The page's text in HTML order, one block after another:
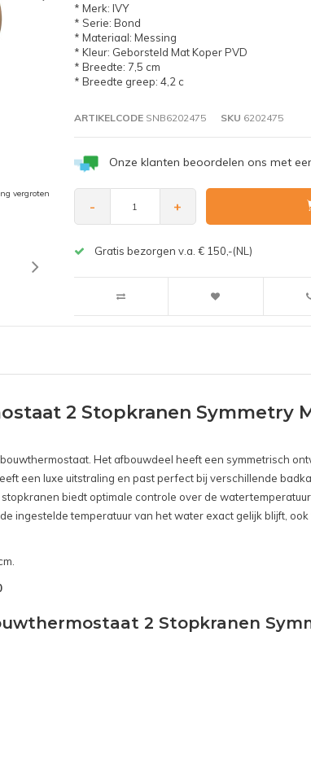
vergroten
* Merk: IVY
* Serie: Bond
* Materiaal: Messing
* Kleur: Geborsteld Mat Koper PVD
* Breedte: 7,5 cm
* Breedte greep: 4,2 c
ARTIKELCODESNB6202475 SKU 6202475
Onze klanten beoordelen ons met
- +
Gratis bezorgen v.a. € 150,-(NL)
2 Stopkranen Symmetry
Het afbouwdeel heeft een symmetrisch
een luxe uitstraling en past perfect bij verschillende
biedt optimale controle over de
ingestelde temperatuur van het water exact gelijk blijft,
2 Stopkranen